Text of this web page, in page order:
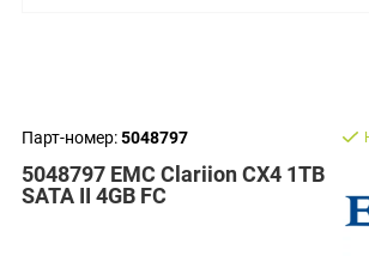
Парт-номер:5048797
5048797 EMC Clariion CX4 1TB
SATA II 4GB FC